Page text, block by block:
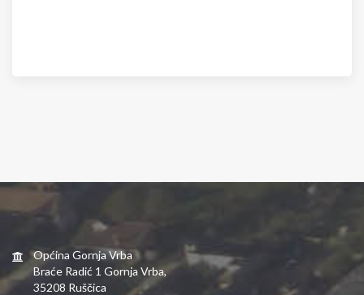
Općina Gornja Vrba
Braće Radić 1 Gornja Vrba,
35208 Ruščica